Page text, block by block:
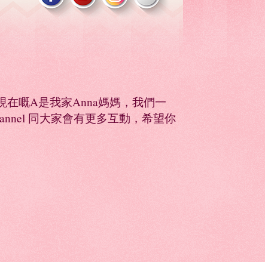
在嘅A是我家Anna媽媽，我們一
同大家會有更多互動，希望你